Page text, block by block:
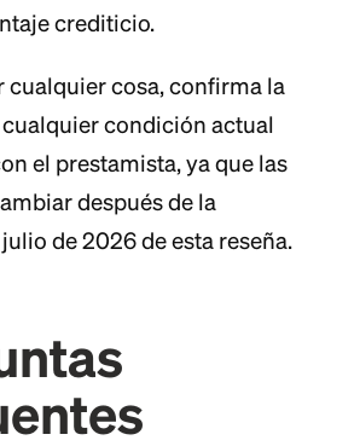
crediticio.
cualquier cosa, confirma la
cualquier condición actual
el prestamista, ya que las
después de la
de 2026 de esta reseña.